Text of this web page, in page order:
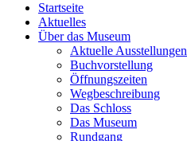
Startseite
Aktuelles
Über das Museum
Aktuelle Ausstellungen
Buchvorstellung
Öffnungszeiten
Wegbeschreibung
Das Schloss
Das Museum
Rundgang